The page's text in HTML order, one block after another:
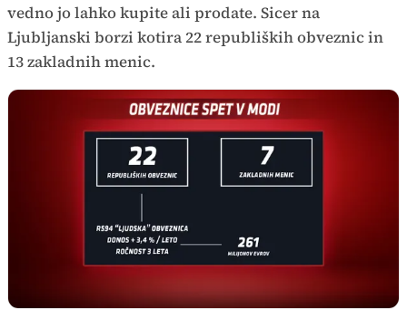
vedno jo lahko kupite ali prodate. Sicer na
Ljubljanski borzi kotira 22 republiških obveznic in
13 zakladnih menic.